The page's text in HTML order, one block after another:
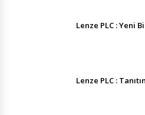
Lenze PLC : Yeni
Lenze PLC :